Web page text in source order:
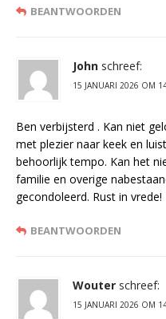
BEANTWOORDEN
John schreef:
15 JANUARI 2026 OM
Ben verbijsterd . Kan niet
met plezier naar keek en
behoorlijk tempo. Kan het
familie en overige
gecondoleerd. Rust in vrede!
BEANTWOORDEN
Wouter schreef:
15 JANUARI 2026 OM